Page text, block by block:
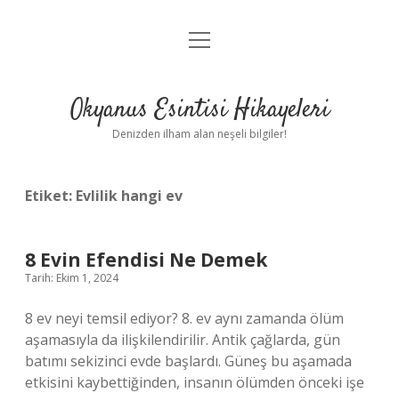
Anasayfa
Yasal Uyarı
menüyü
Okyanus Esintisi Hikayeleri
Denizden ilham alan neşeli bilgiler!
Etiket: Evlilik hangi ev
8 Evin Efendisi Ne Demek
Tarih: Ekim 1, 2024
8 ev neyi temsil ediyor? 8. ev aynı zamanda ölüm
aşamasıyla da ilişkilendirilir. Antik çağlarda, gün
batımı sekizinci evde başlardı. Güneş bu aşamada
etkisini kaybettiğinden, insanın ölümden önceki işe